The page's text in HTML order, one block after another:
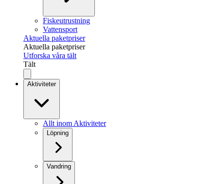
Fiskeutrustning
Vattensport
Aktuella paketpriser
Aktuella paketpriser
Utforska våra tält
Tält
Aktiviteter
Allt inom Aktiviteter
Löpning
Vandring